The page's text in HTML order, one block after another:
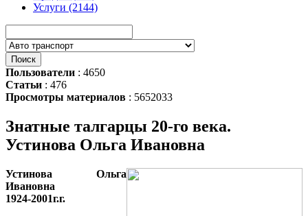
Услуги (2144)
Пользователи : 4650
Статьи : 476
Просмотры материалов : 5652033
Знатные талгарцы 20-го века.
Устинова Ольга Ивановна
Устинова Ольга
Ивановна
1924-2001г.г.